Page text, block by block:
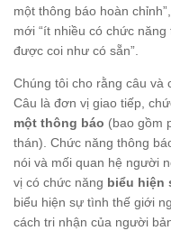
một thông báo hoàn
mới “ít nhiều có chức năng
được coi như có sẵn”.
Chúng tôi cho rằng câu và
Câu là đơn vị giao tiếp,
một thông báo (bao gồm
thán). Chức năng thông
nói và mối quan hệ người
vị có chức năng biểu hiện
biểu hiện sự tình thế giới
cách tri nhận của người